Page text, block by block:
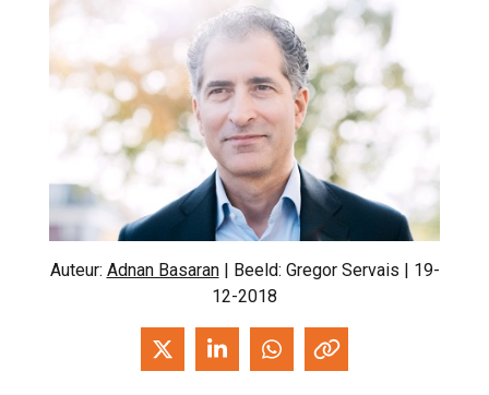
Auteur: Adnan Basaran | Beeld: Gregor Servais | 19-
12-2018